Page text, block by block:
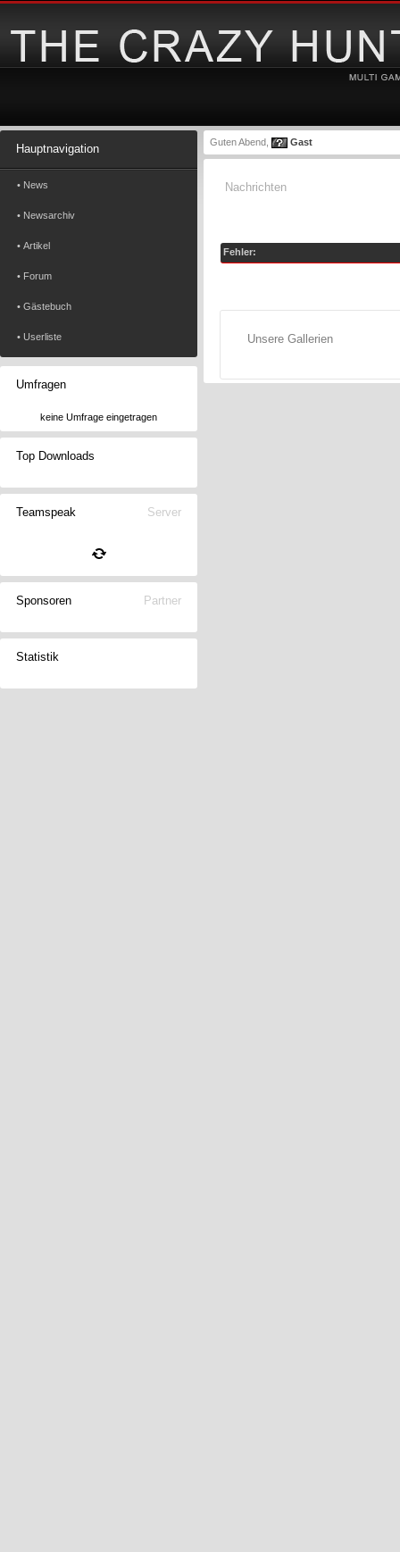
Hauptnavigation
• News
• Newsarchiv
• Artikel
• Forum
• Gästebuch
• Userliste
Umfragen
keine Umfrage eingetragen
Top Downloads
Teamspeak Server
Sponsoren Partner
Statistik
Guten Abend, Gast
Nachrichten
Fehler:
Unsere Gallerien